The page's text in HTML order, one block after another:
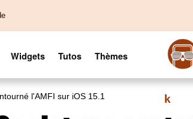
k
Widgets Tutos Thèmes
l'AMFI sur iOS 15.1